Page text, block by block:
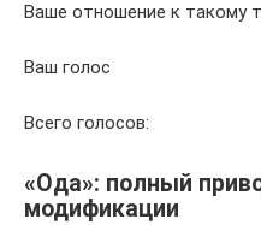
Ваше отношение к такому
Ваш голос
Всего голосов:
«Ода»: полный
модификации